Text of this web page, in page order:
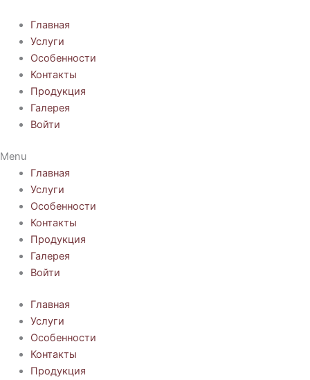
содержимому
Главная
Услуги
Особенности
Контакты
Продукция
Галерея
Войти
Menu
Главная
Услуги
Особенности
Контакты
Продукция
Галерея
Войти
Главная
Услуги
Особенности
Контакты
Продукция